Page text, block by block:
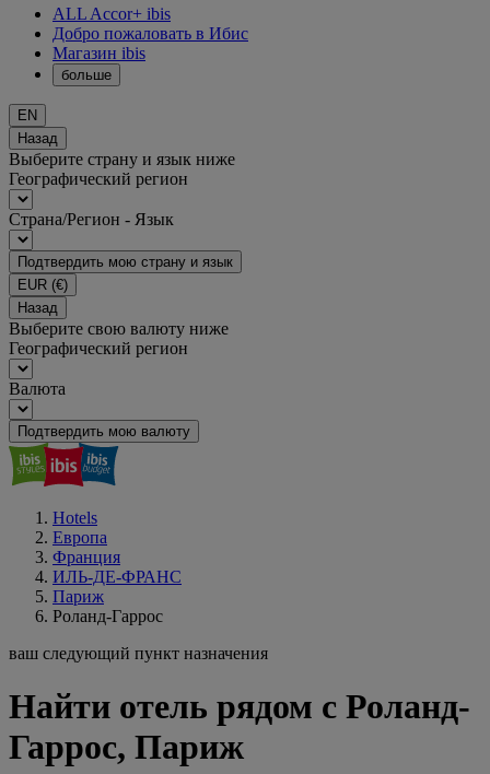
ALL Accor+ ibis
Добро пожаловать в Ибис
Магазин ibis
больше
EN
Назад
Выберите страну и язык ниже
Географический регион
Страна/Регион - Язык
Подтвердить мою страну и язык
EUR (€)
Назад
Выберите свою валюту ниже
Географический регион
Валюта
Подтвердить мою валюту
Hotels
Европа
Франция
ИЛЬ-ДЕ-ФРАНС
Париж
Роланд-Гаррос
ваш следующий пункт назначения
Найти отель рядом с Роланд-
Гаррос, Париж